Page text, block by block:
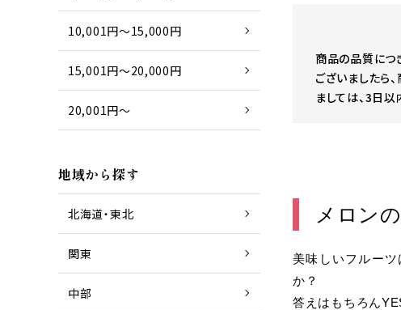
10,001円～15,000円
15,001円～20,000円
20,001円～
地域から探す
北海道・東北
関東
中部
商品の品質につ
ございましたら
ましては、3日以
メロン
美味しいフルー
か？
答えはもちろん